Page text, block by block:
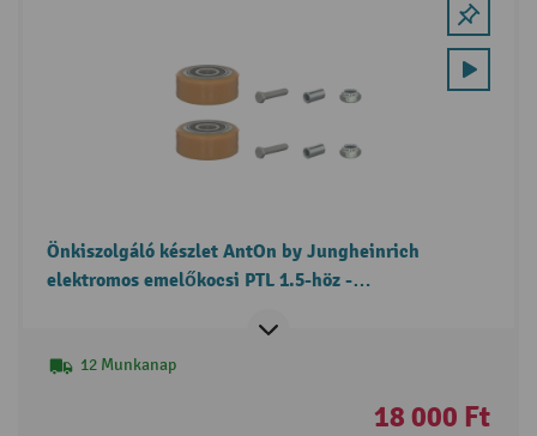
Önkiszolgáló készlet AntOn by Jungheinrich
elektromos emelőkocsi PTL 1.5-höz -
12 Munkanap
18 000 Ft